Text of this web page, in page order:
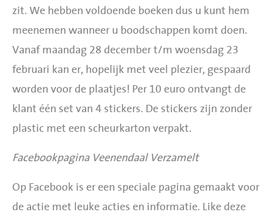
zit. We hebben voldoende boeken dus u kunt hem
meenemen wanneer u boodschappen komt doen.
Vanaf maandag 28 december t/m woensdag 23
februari kan er, hopelijk met veel plezier, gespaard
worden voor de plaatjes! Per 10 euro ontvangt de
klant één set van 4 stickers. De stickers zijn zonder
plastic met een scheurkarton verpakt.
Facebookpagina Veenendaal Verzamelt
Op Facebook is er een speciale pagina gemaakt voor
de actie met leuke acties en informatie. Like deze